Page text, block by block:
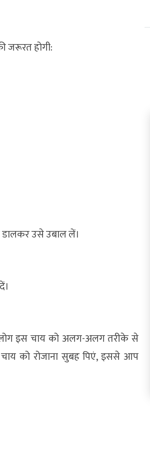
जरूरत होगी:
उसे उबाल लें।
इस चाय को अलग-अलग तरीके से
को रोजाना सुबह पिएं, इससे आप